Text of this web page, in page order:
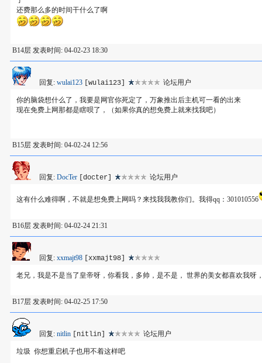
还费那么多的时间干什么了啊
B14层 发表时间: 04-02-23 18:30
回复: wulai123 [wulai123] 论坛用户
你的脑袋想什么了，我要是网官你死定了，万象推出后主机可一看的出来
现在免费上网那都是瞎呗了，（如果你真的想免费上就来找我吧）
B15层 发表时间: 04-02-24 12:56
回复: DocTer [docter] 论坛用户
这有什么难得啊，不就是想免费上网吗？来找我我教你们。我得qq：301010556
B16层 发表时间: 04-02-24 21:31
回复: xxmajt98 [xxmajt98]
老兄，我是不是当了皇帝呀，你看我，多帅，是不是， 世界的美女都喜欢我呀
B17层 发表时间: 04-02-25 17:50
回复: nitlin [nitlin] 论坛用户
垃圾 你想重启机子也用不着这样吧